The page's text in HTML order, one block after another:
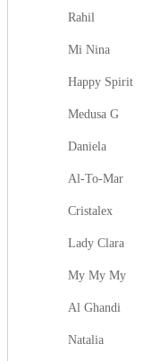
Rahil
Mi Nina
Happy Spirit
Medusa G
Daniela
Al-To-Mar
Cristalex
Lady Clara
My My My
Al Ghandi
Natalia